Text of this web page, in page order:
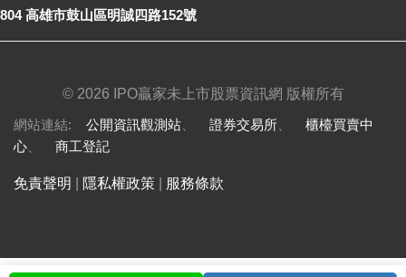
804 高雄市鼓山區明誠四路152號
© 2026 IPO贏家未上市股票資訊網 版權所有
網站連結: 公開資訊觀測站 證券交易所
櫃檯買賣中
心
商工登記
免責聲明 隱私權政策 服務條款